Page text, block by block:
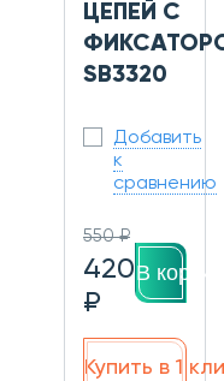
ЦЕПЕЙ С
SB3320
Добавить
к
сравнению
550 ₽
420
₽
В
Купить в 1